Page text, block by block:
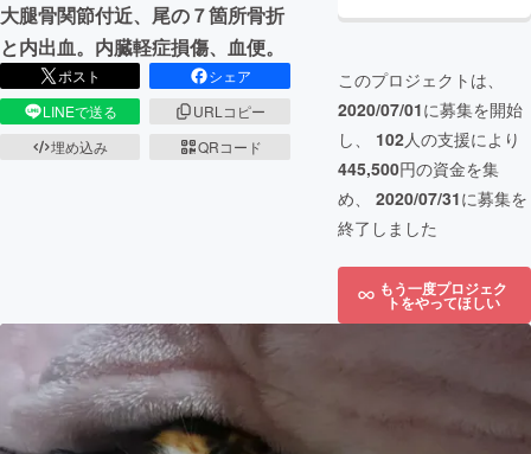
大腿骨関節付近、尾の７箇所骨折
と内出血。内臓軽症損傷、血便。
ポスト
シェア
LINEで送る
URLコピー
埋め込み
QRコード
このプロジェクトは、
2020/07/01に募集を開始
し、 102人の支援により
445,500円の資金を集
め、 2020/07/31に募集を
終了しました
もう一度プロジェク
トをやってほしい